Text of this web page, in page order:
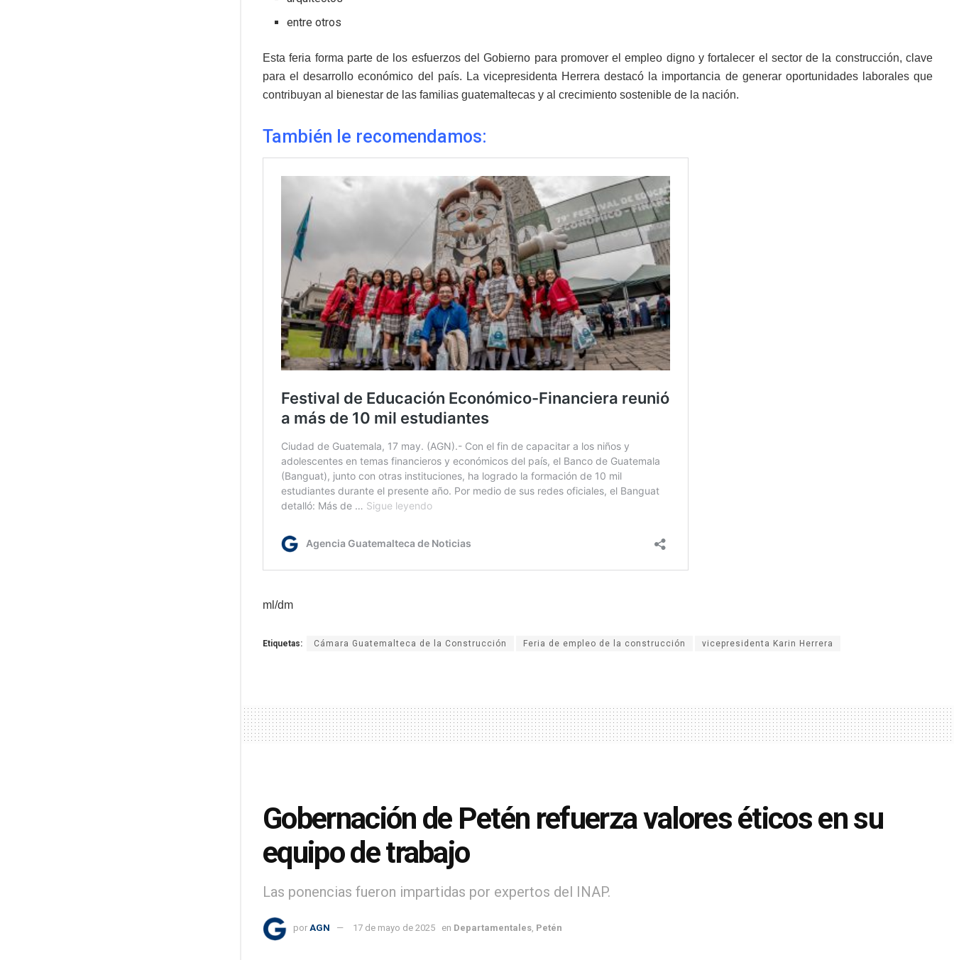
entre otros
Esta feria forma parte de los esfuerzos del Gobierno para promover el empleo digno y fortalecer el sector de la construcción, clave
para el desarrollo económico del país. La vicepresidenta Herrera destacó la importancia de generar oportunidades laborales que
contribuyan al bienestar de las familias guatemaltecas y al crecimiento sostenible de la nación.
También le recomendamos:
ml/dm
Etiquetas: Cámara Guatemalteca de la Construcción Feria de empleo de la construcción vicepresidenta Karin Herrera
Gobernación de Petén refuerza valores éticos en su
equipo de trabajo
Las ponencias fueron impartidas por expertos del INAP.
por AGN 17 de mayo de 2025 en Departamentales, Petén